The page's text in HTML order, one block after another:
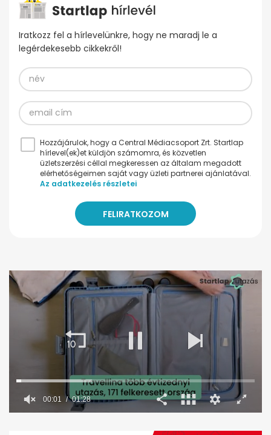
Iratkozz fel a hírlevelünkre, hogy ne maradj le a
legérdekesebb cikkekről!
Hozzájárulok, hogy a Central Médiacsoport Zrt. Startlap
hírlevel(ek)et küldjön számomra, és közvetlen
üzletszerzési céllal megkeressen az általam megadott
elérhetőségeimen saját vagy üzleti partnerei ajánlatával.
Az adatkezelés részletei
00:02 01:28